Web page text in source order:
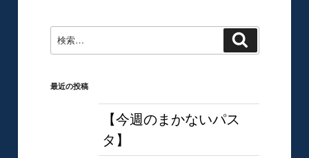
索:
最近の投稿
【今週のまかないパス
タ】